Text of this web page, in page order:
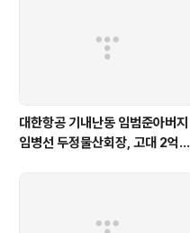
대한항공 기내난동 임범준아버지
임병선 두정물산회장, 고대 2억기